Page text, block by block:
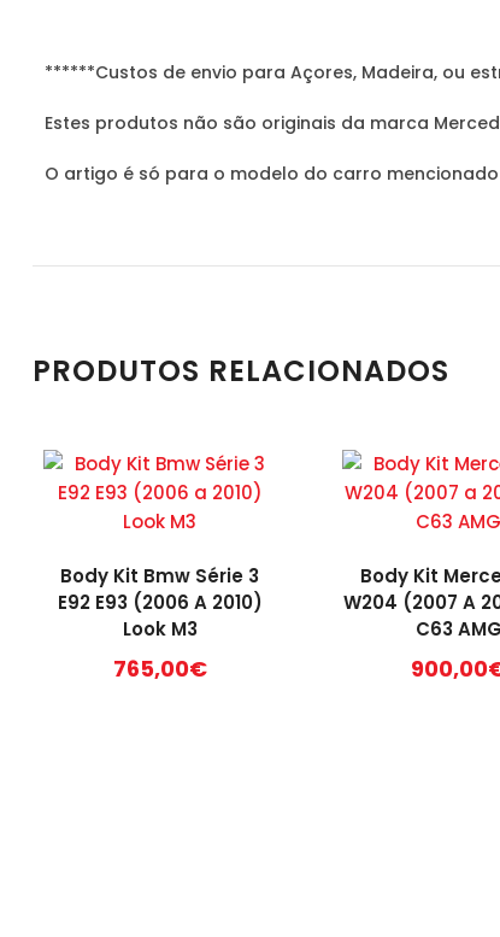
******Custos de envio para Açores, Madeira, ou
Estes produtos não são originais da marca
O artigo é só para o modelo do carro mencionado
PRODUTOS RELACIONADOS
Body Kit Bmw Série 3
E92 E93 (2006 A 2010)
Look M3
765,00€
Body Kit
W204 (2007 A
C63 AMG
900,00